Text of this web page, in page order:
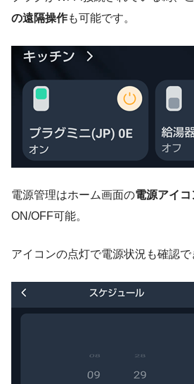
の遠隔操作も可能です。
電源管理はホーム画面の電源アイコ
ON/OFF可能。
アイコンの点灯で電源状況も確認で